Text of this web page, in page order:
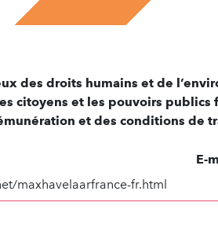
des droits humains et de
citoyens et les pouvoirs publics
et des conditions de
maxhavelaarfrance-fr.html
E-